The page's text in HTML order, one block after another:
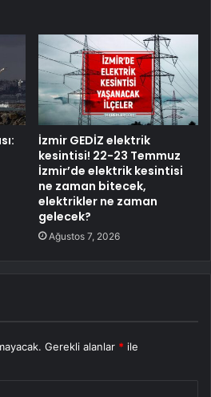
İzmir GEDİZ elektrik
kesintisi! 22-23 Temmuz
İzmir’de elektrik kesintisi
ne zaman bitecek,
elektrikler ne zaman
gelecek?
Ağustos 7, 2026
Gerekli alanlar * ile